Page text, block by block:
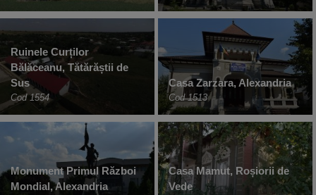
Ruinele Curților
Bălăceanu, Tătărăștii de
Sus
Cod 1554
Casa Zarzara, Alexandria
Cod 1513
Monument Primul Război
Mondial, Alexandria
Casa Mamut, Roșiorii de
Vede